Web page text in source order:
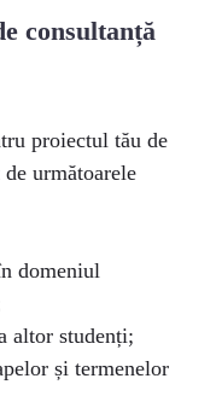
consultanță
proiectul tău de
următoarele
domeniul
altor studenți;
și termenelor